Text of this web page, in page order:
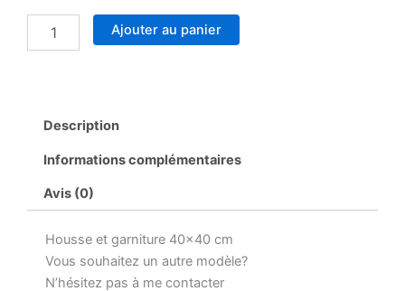
Ajouter au panier
Description
Informations complémentaires
Avis (0)
Housse et garniture 40×40 cm
Vous souhaitez un autre modèle?
N’hésitez pas à me contacter